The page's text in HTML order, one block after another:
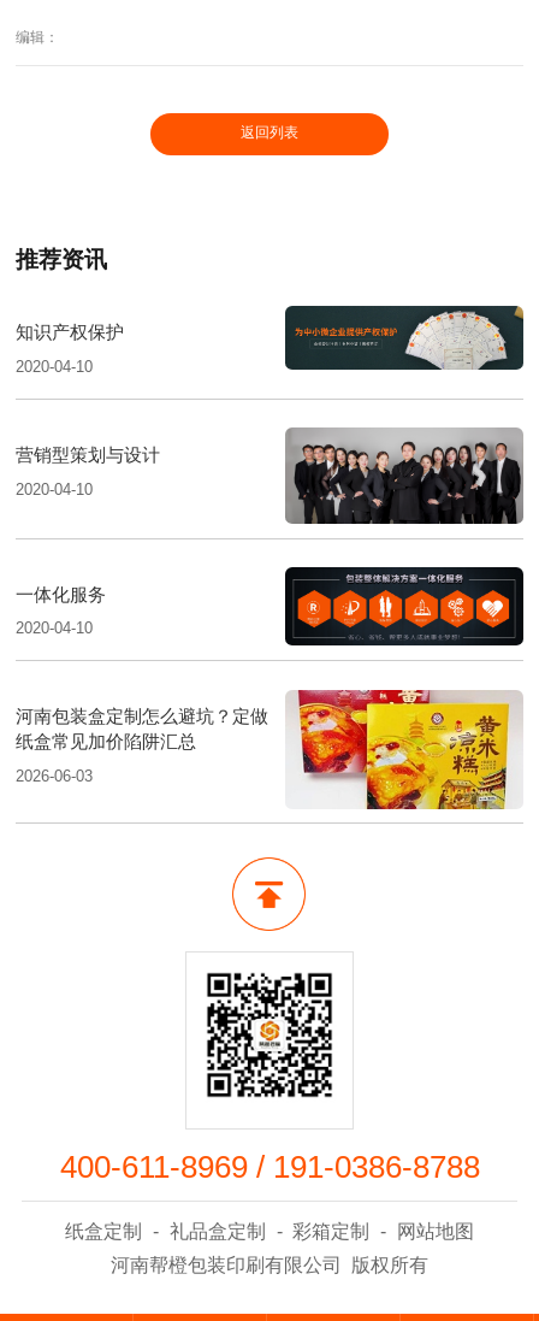
编辑：
返回列表
推荐资讯
知识产权保护
2020-04-10
营销型策划与设计
2020-04-10
一体化服务
2020-04-10
河南包装盒定制怎么避坑？定做
纸盒常见加价陷阱汇总
2026-06-03
400-611-8969/ 191-0386-8788
纸盒定制 - 礼品盒定制 - 彩箱定制 - 网站地图
河南帮橙包装印刷有限公司 版权所有